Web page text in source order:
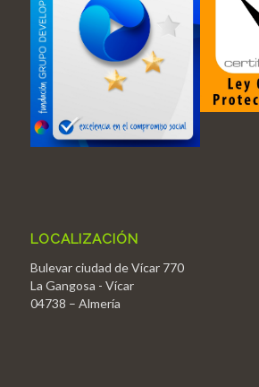
LOCALIZACIÓN
Bulevar ciudad de Vícar 770
La Gangosa - Vícar
04738 – Almería